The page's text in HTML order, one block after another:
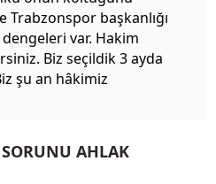
Trabzonspor başkanlığı
dengeleri var. Hakim
Biz seçildik 3 ayda
şu an hâkimiz
AHLAK